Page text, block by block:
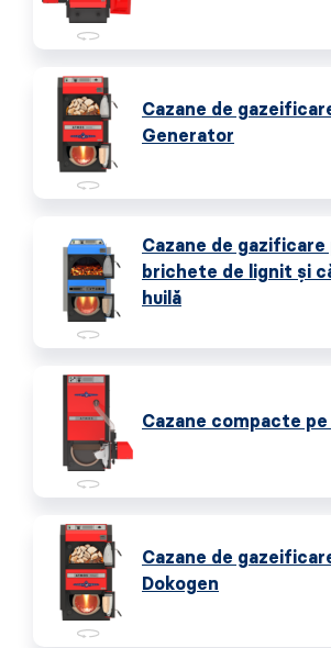
Cazane de
Generator
Cazane de
brichete de lignit și
huilă
Cazane compacte
Cazane de
Dokogen